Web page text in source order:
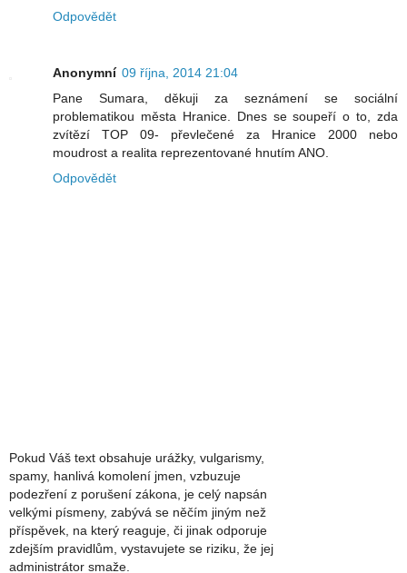
Odpovědět
Anonymní 09 října, 2014 21:04
Pane Sumara, děkuji za seznámení se sociální
problematikou města Hranice. Dnes se soupeří o to, zda
zvítězí TOP 09- převlečené za Hranice 2000 nebo
moudrost a realita reprezentované hnutím ANO.
Odpovědět
Pokud Váš text obsahuje urážky, vulgarismy,
spamy, hanlivá komolení jmen, vzbuzuje
podezření z porušení zákona, je celý napsán
velkými písmeny, zabývá se něčím jiným než
příspěvek, na který reaguje, či jinak odporuje
zdejším pravidlům, vystavujete se riziku, že jej
administrátor smaže.